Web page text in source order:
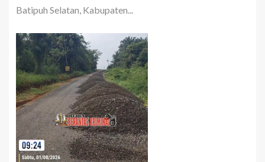
Batipuh Selatan, Kabupaten...